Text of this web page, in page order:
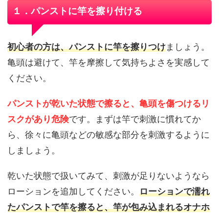
１．パンストに竿を擦り付ける
初心者の方は、パンストに竿を擦りつけましょう。
亀頭は避けて、竿を摩擦して気持ちよさを実感して
ください。
パンストが乾いた状態で擦ると、亀頭を傷つけるリ
スクがあり危険です。まずは竿で刺激に慣れてか
ら、徐々に亀頭などの敏感な部分を刺激するように
しましょう。
乾いた状態で扱いてみて、刺激が足りないようなら
ローションを追加してください。 ローションで濡れ
たパンストで竿を擦ると、竿が包み込まれるオナホ